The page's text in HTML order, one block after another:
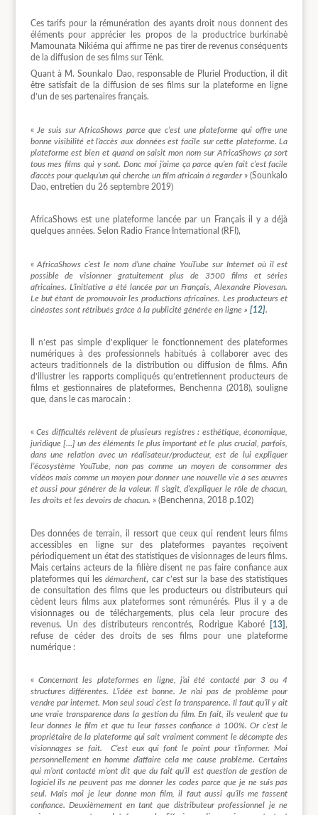
Ces tarifs pour la rémunération des ayants droit nous donnent des
éléments pour apprécier les propos de la productrice burkinabè
Mamounata Nikiéma qui affirme ne pas tirer de revenus conséquents
de la diffusion de ses films sur Tënk.
Quant à M. Sounkalo Dao, responsable de Pluriel Production, il dit
être satisfait de la diffusion de ses films sur la plateforme en ligne
d’un de ses partenaires français.
« Je suis sur AfricaShows parce que c’est une plateforme qui offre une
bonne visibilité et l’accès aux données est facile sur cette plateforme. La
plateforme est bien et quand on saisit mon nom sur AfricaShows ça sort
tous mes films qui y sont. Donc moi j’aime ça parce qu’en fait c’est facile
d’accès pour quelqu’un qui cherche un film africain à regarder» (Sounkalo
Dao, entretien du 26 septembre 2019)
AfricaShows est une plateforme lancée par un Français il y a déjà
quelques années. Selon Radio France International (RFI),
«AfricaShows c’est le nom d’une chaîne YouTube sur Internet où il est
possible de visionner gratuitement plus de 3500 films et séries
africaines. L’initiative a été lancée par un Français, Alexandre Piovesan.
Le but étant de promouvoir les productions africaines. Les producteurs et
cinéastes sont rétribués grâce à la publicité générée en ligne » [12].
Il n’est pas simple d’expliquer le fonctionnement des plateformes
numériques à des professionnels habitués à collaborer avec des
acteurs traditionnels de la distribution ou diffusion de films. Afin
d’illustrer les rapports compliqués qu’entretiennent producteurs de
films et gestionnaires de plateformes, Benchenna (2018), souligne
que, dans le cas marocain :
«Ces difficultés relèvent de plusieurs registres : esthétique, économique,
juridique […] un des éléments le plus important et le plus crucial, parfois,
dans une relation avec un réalisateur/producteur, est de lui expliquer
l’écosystème YouTube, non pas comme un moyen de consommer des
vidéos mais comme un moyen pour donner une nouvelle vie à ses œuvres
et aussi pour générer de la valeur. Il s’agit, d’expliquer le rôle de chacun,
les droits et les devoirs de chacun. » (Benchenna, 2018 p.102)
Des données de terrain, il ressort que ceux qui rendent leurs films
accessibles en ligne sur des plateformes payantes reçoivent
périodiquement un état des statistiques de visionnages de leurs films.
Mais certains acteurs de la filière disent ne pas faire confiance aux
plateformes qui lesdémarchent, car c’est sur la base des statistiques
de consultation des films que les producteurs ou distributeurs qui
cèdent leurs films aux plateformes sont rémunérés. Plus il y a de
visionnages ou de téléchargements, plus cela leur procure des
revenus. Un des distributeurs rencontrés, Rodrigue Kaboré
[13],
refuse de céder des droits de ses films pour une plateforme
numérique :
« Concernant les plateformes en ligne, j’ai été contacté par 3 ou 4
structures différentes. L’idée est bonne. Je n’ai pas de problème pour
vendre par internet. Mon seul souci c’est la transparence. Il faut qu’il y ait
une vraie transparence dans la gestion du film. En fait, ils veulent que tu
leur donnes le film et que tu leur fasses confiance à 100%. Or c’est le
propriétaire de la plateforme qui sait vraiment comment le décompte des
visionnages se fait. C’est eux qui font le point pour t’informer. Moi
personnellement en homme d’affaire cela me cause problème. Certains
qui m’ont contacté m’ont dit que du fait qu’il est question de gestion de
logiciel ils ne peuvent pas me donner les codes parce que je ne suis pas
seul. Mais moi je leur donne mon film, il faut aussi qu’ils me fassent
confiance. Deuxièmement en tant que distributeur professionnel je ne